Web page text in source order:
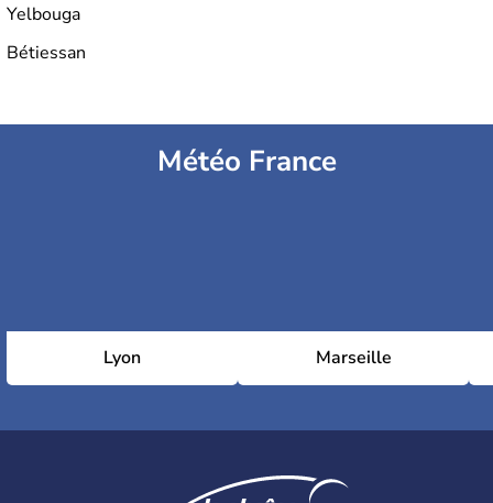
Yelbouga
Bétiessan
Météo France
Lyon Marseille